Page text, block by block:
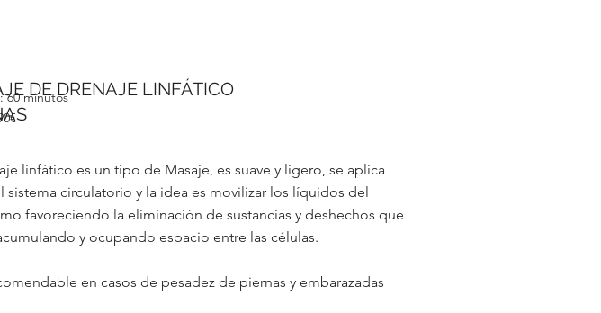
60 minutos
DE DRENAJE LINFÁTICO
linfático es un tipo de Masaje, es suave y ligero, se aplica
sistema circulatorio y la idea es movilizar los líquidos del
favoreciendo la eliminación de sustancias y deshechos que
y ocupando espacio entre las células.
en casos de pesadez de piernas y embarazadas